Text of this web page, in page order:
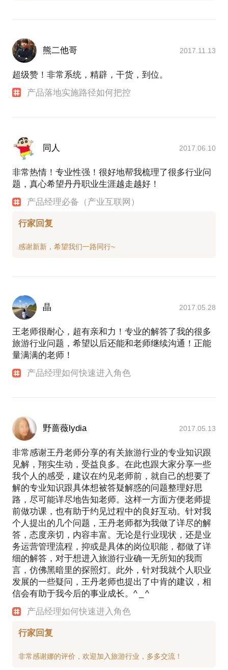
熊二他哥 2017.11.13
超级赞！非常系统，精辟，干货，到位。
产品落地实施路径如何把控
同人 2017.06.10
非常热情！专业性强！很好地帮我梳理了很多行业问
题，真心希望丹丹职业生涯越走越好！
产品经理必备（产业互联网）
行家回复
晶 2017.05.28
王老师很耐心，超有亲和力！专业的解答了我的很多
旅游行业问题，希望以后还能和老师继续沟通！正能
量满满的老师！
产品经理如何快速进入角色
野蔷薇lydia 2017.05.13
非常感谢王丹老师分享的有关旅游行业的专业知识跟
见解，翔实生动，受益良多。在此也跟大家分享一些
我个人的感受，建议在约见老师前，就自己的想要了
解的专业知识跟具体想被答疑解惑的问题整理好思
路，尽可能详尽地告知老师。这样一方面方便老师提
前做功课，也有助于约见过程中的良好互动。针对我
个人提出的几个问题，王丹老师都为我做了详尽的解
答，态度亲切，内容丰富。无论是行业现状，还是业
务运营管理流程，抑或是具体的岗位职能，都做了详
细的解答，对于想进入旅游行业确一无所知的我而
言，仿佛黑暗里的探照灯。此外，针对我就个人职业
发展的一些疑问，王丹老师也提出了中肯的建议，相
信会有助于我今后的事业成长。^ _ ^
产品经理如何快速进入角色
行家回复